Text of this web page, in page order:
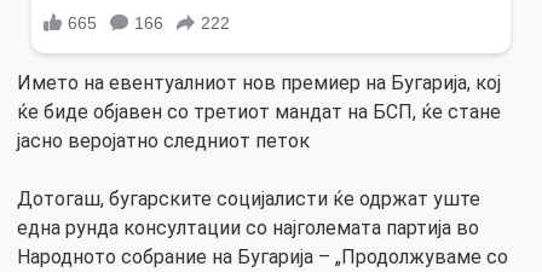
Името на евентуалниот нов премиер на Бугарија, кој
ќе биде објавен со третиот мандат на БСП, ќе стане
јасно веројатно следниот петок
Дотогаш, бугарските социјалисти ќе одржат уште
една рунда консултации со најголемата партија во
Народното собрание на Бугарија – „Продолжуваме со